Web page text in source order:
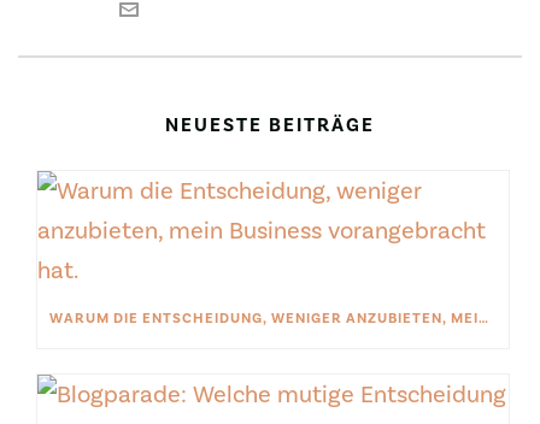
NEUESTE BEITRÄGE
WARUM DIE ENTSCHEIDUNG, WENIGER ANZUBIETEN, MEIN BUSINESS VORANGEBRACHT HAT.